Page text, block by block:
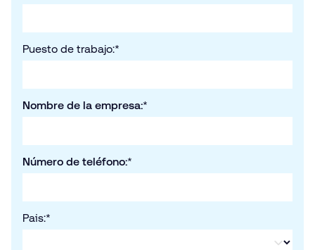
*
Puesto de trabajo:
*
Nombre de la empresa:
*
Número de teléfono:
*
Pais: